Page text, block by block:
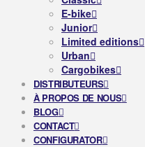
E-bike
Junior
Limited editions
Urban
Cargobikes
DISTRIBUTEURS
À PROPOS DE NOUS
BLOG
CONTACT
CONFIGURATOR